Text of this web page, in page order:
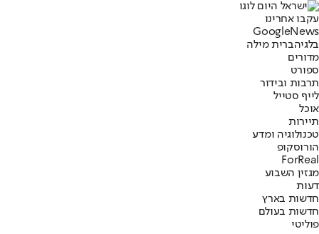
עקבו אחרינו
Googl eNews
בלגיהברית מילה
מדורים
ספורט
תרבות ובידור
לייף סטייל
אוכל
תיירות
טכנולוגיה ומדע
הורוסקופ
ForReal
מגזין השבוע
דעות
חדשות בארץ
חדשות בעולם
פוליטי